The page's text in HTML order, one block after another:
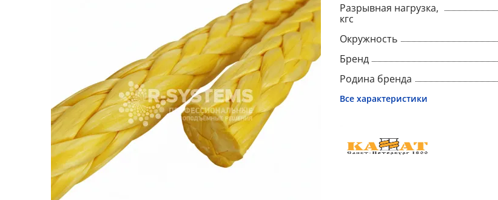
Разрывная нагрузка,
кгс
Окружность
Бренд
Родина бренда
Все характеристики